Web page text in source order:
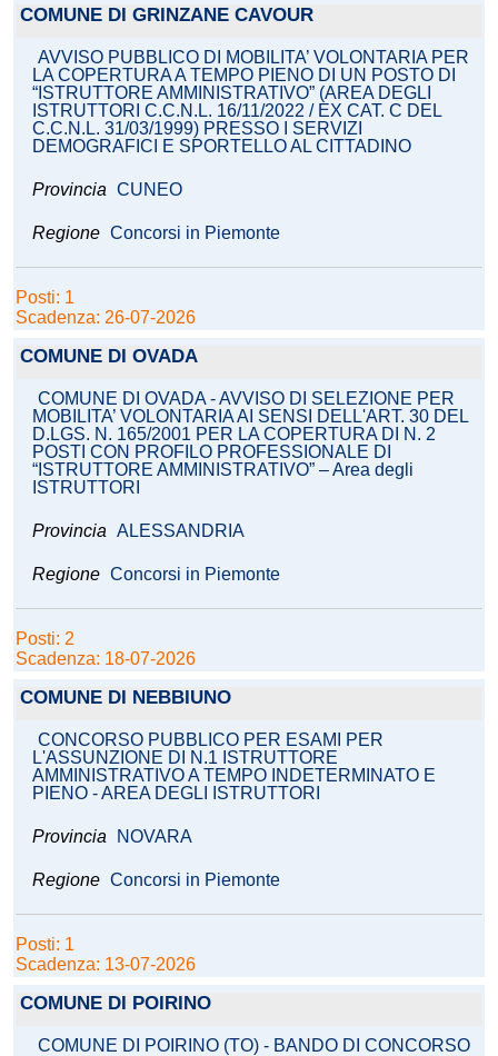
COMUNE DI GRINZANE CAVOUR
AVVISO PUBBLICO DI MOBILITA’ VOLONTARIA PER
LA COPERTURA A TEMPO PIENO DI UN POSTO DI
“ISTRUTTORE AMMINISTRATIVO” (AREA DEGLI
ISTRUTTORI C.C.N.L. 16/11/2022 / EX CAT. C DEL
C.C.N.L. 31/03/1999) PRESSO I SERVIZI
DEMOGRAFICI E SPORTELLO AL CITTADINO
Provincia CUNEO
Regione Concorsi in Piemonte
Posti: 1
Scadenza: 26-07-2026
COMUNE DI OVADA
COMUNE DI OVADA - AVVISO DI SELEZIONE PER
MOBILITA’ VOLONTARIA AI SENSI DELL'ART. 30 DEL
D.LGS. N. 165/2001 PER LA COPERTURA DI N. 2
POSTI CON PROFILO PROFESSIONALE DI
“ISTRUTTORE AMMINISTRATIVO” – Area degli
ISTRUTTORI
Provincia ALESSANDRIA
Regione Concorsi in Piemonte
Posti: 2
Scadenza: 18-07-2026
COMUNE DI NEBBIUNO
CONCORSO PUBBLICO PER ESAMI PER
L'ASSUNZIONE DI N.1 ISTRUTTORE
AMMINISTRATIVO A TEMPO INDETERMINATO E
PIENO - AREA DEGLI ISTRUTTORI
Provincia NOVARA
Regione Concorsi in Piemonte
Posti: 1
Scadenza: 13-07-2026
COMUNE DI POIRINO
COMUNE DI POIRINO (TO) - BANDO DI CONCORSO